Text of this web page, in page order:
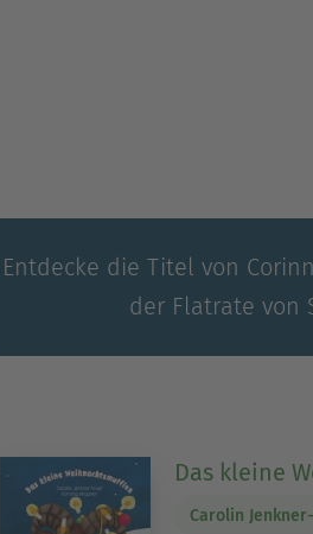
Entdecke die Titel von
der Flatrate von
Das kleine
Carolin